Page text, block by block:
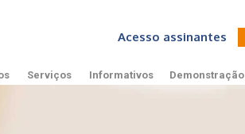
Acesso assinantes
Serviços Informativos Demonstração